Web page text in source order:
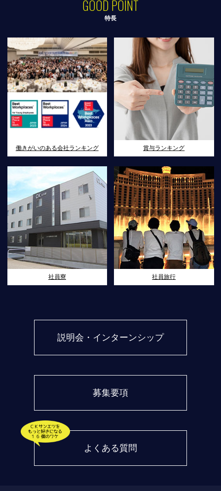
GOOD POINT
特長
働きがいのある会社ランキング 賞与ランキング
社員寮 社員旅行
説明会・インターンシップ
募集要項
よくある質問